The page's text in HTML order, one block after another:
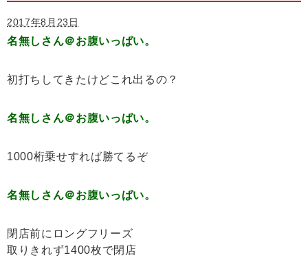
2017年8月23日
名無しさん＠お腹いっぱい。
初打ちしてきたけどこれ出るの？
名無しさん＠お腹いっぱい。
1000桁乗せすれば勝てるぞ
名無しさん＠お腹いっぱい。
閉店前にロングフリーズ
取りきれず1400枚で閉店